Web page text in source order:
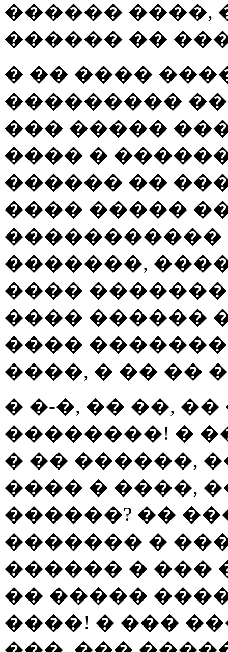
������ ����,
������ ��
� �� ����
���������
��� �����
���� �
������ ��
���� �����
�����������
�������,
����
���� ������
����
����, � �� ��
� �-�, �� ��,
��������! �
� �� ������,
���� � ����,
������? ��
������� �
������ � ���
�� �����
����! � ���